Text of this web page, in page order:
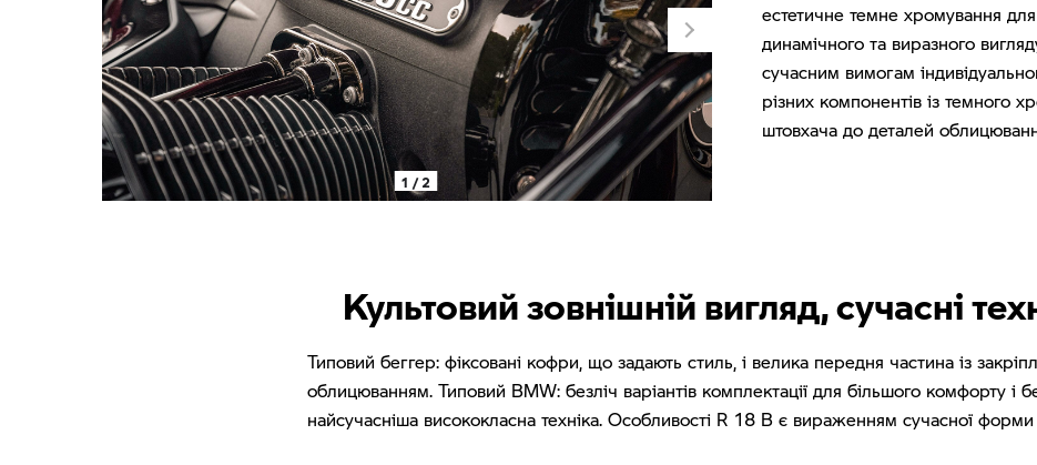
1 / 2
естетичне темне хромування
динамічного та виразного
сучасним вимогам
різних компонентів із темного
штовхача до деталей
Культовий зовнішній вигляд, сучасні
Типовий беггер: фіксовані кофри, що задають стиль, і велика передня частина із
облицюванням. Типовий BMW: безліч варіантів комплектації для більшого комфорту і
найсучасніша висококласна техніка. Особливості R 18 B є вираженням сучасної форми